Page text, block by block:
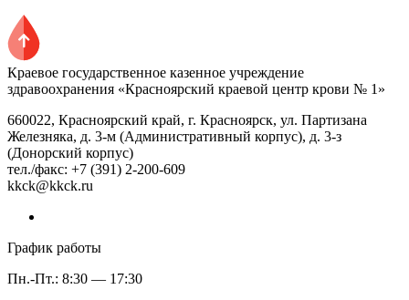
Краевое государственное казенное учреждение
здравоохранения «Красноярский краевой центр крови № 1»
660022, Красноярский край, г. Красноярск, ул. Партизана
Железняка, д. 3-м (Административный корпус), д. 3-з
(Донорский корпус)
тел./факс: +7 (391) 2-200-609
kkck@kkck.ru
График работы
Пн.-Пт.: 8:30 — 17:30